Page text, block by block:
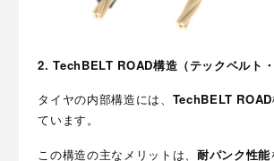
2. TechBELT ROAD構造（テックベルト・
タイヤの内部構造には、 TechBELT ROAD
ています。
この構造の主なメリットは、 耐パンク性能